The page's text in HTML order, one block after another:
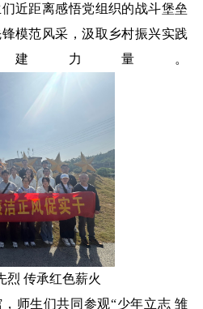
近距离感悟党组织的战斗堡垒
模范风采，汲取乡村振兴实践
力量。
烈 传承红色薪火
师生们共同参观“少年立志 雏